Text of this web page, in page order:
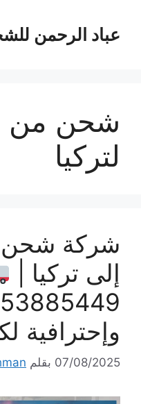
المحتوىعباد الرحمن
شحن من
لتركيا
شركة شحن
إلى تركيا |
وإحترافية
07/08/2025 بقلم